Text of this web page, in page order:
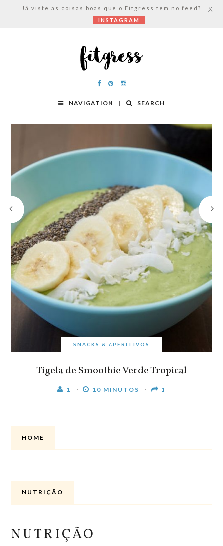
NAVIGATION SEARCH
SNACKS & APERITIVOS
Tigela de Smoothie Verde Tropical
1 10 MINUTOS 1
HOME
NUTRIÇÃO
NUTRIÇÃO
Já viste as coisas boas que o Fitgress tem no feed?
INSTAGRAM
X